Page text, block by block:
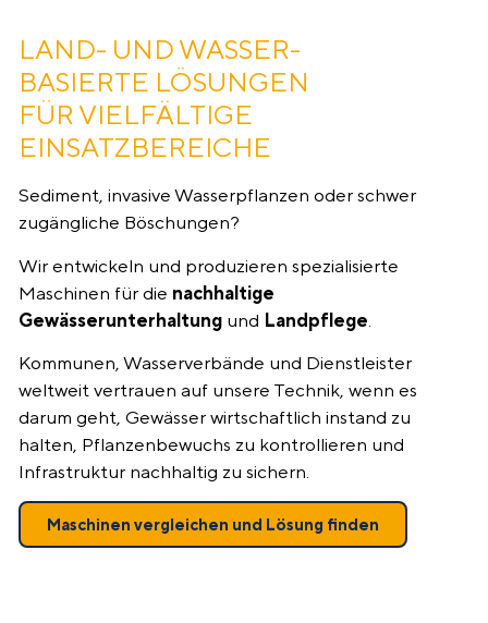
LAND- UND WASSER­
BASIERTE LÖSUNGEN
FÜR VIELFÄLTIGE
EINSATZBEREICHE
Sediment, invasive Wasserpflanzen oder schwer
zugängliche Böschungen?
Wir entwickeln und produzieren spezialisierte
Maschinen für die nachhaltige
Gewässerunterhaltung und Landpflege
Kommunen, Wasserverbände und Dienstleister
weltweit vertrauen auf unsere Technik, wenn es
darum geht, Gewässer wirtschaftlich instand zu
halten, Pflanzenbewuchs zu kontrollieren und
Infrastruktur nachhaltig zu sichern.
Maschinen vergleichen und Lösung finden